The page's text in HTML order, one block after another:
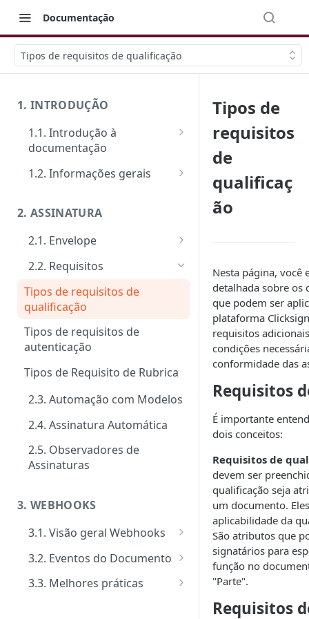
Documentação
Tipos de requisitos de qualificação
1. INTRODUÇÃO
1.1. Introdução à
documentação
Primeiros passos
Ferramentas de Teste:
Postman e Insomnia
1.2. Informações gerais
Suporte
Limite de requisições
Mensagens de erro
Segurança
2. ASSINATURA
2.1. Envelope
Guia de criação: O passo a
passo padrão
Documentos
Signatários
Tipos de notificações para os
das notificações
Notificações
Customizar notificações por
Gerenciamento e consultas de
Envelopes
Eventos
Ativação performática: alta
escala e assincronismo
Envelopes
2.2. Requisitos
Tipos de requisitos de
qualificação
Tipos de requisitos de
autenticação
Tipos de Requisito de Rubrica
2.3. Automação com Modelos
2.4. Assinatura Automática
2.5. Observadores de
Assinaturas
3. WEBHOOKS
3.1. Visão geral Webhooks
Cadastro de Webhooks via APP
Cadastro de Webhooks via API
3.2. Eventos do Documento
Evento Add Signer
3.3. Melhores práticas
Tipos de
requisitos
de
qualificaç
ão
Nesta página, você
detalhada sobre os
que podem ser
plataforma
requisitos
condições
conformidade das
Requisitos
É importante
dois conceitos:
Requisitos de
devem ser
qualificação seja
um documento.
aplicabilidade da
São atributos que
signatários para
função no
"Parte".
Requisitos